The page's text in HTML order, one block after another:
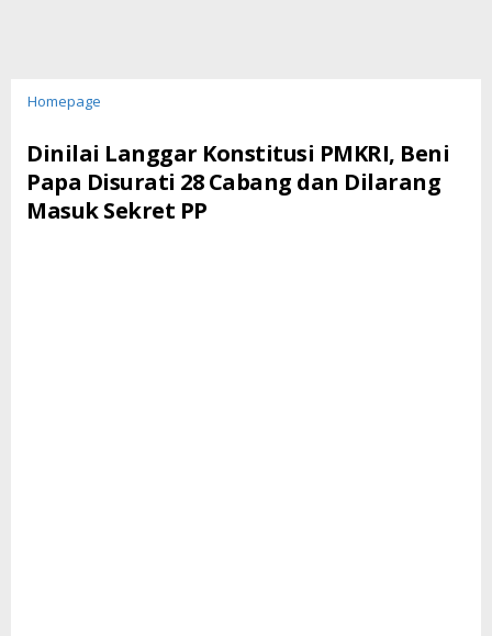
Homepage
Konstitusi
PMKRI,
Beni
Papa
Dinilai Langgar Konstitusi PMKRI, Beni
Papa Disurati 28 Cabang dan Dilarang
Masuk Sekret PP